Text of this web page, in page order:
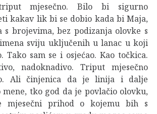
mjesečno. Bilo bi sigurno
kakav lik bi se dobio kada bi Maja,
s brojevima, bez podizanja olovke s
sviju uključenih u lanac u koji
Tako sam se i osjećao. Kao točkica.
nadoknadivo. Triput mjesečno
Ali činjenica da je linija i dalje
tko god da je povlačio olovku,
mjesečni prihod o kojemu bih s